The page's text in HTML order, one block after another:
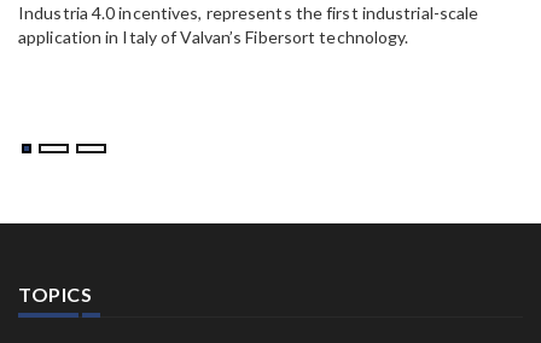
Industria 4.0 incentives, represents the first industrial-scale
application in Italy of Valvan’s Fibersort technology.
TOPICS